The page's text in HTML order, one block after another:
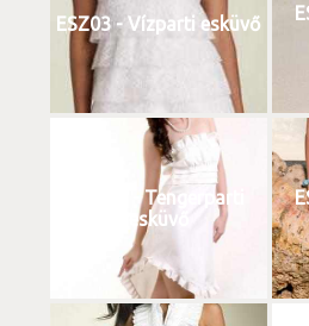
ESZ03 - Vízparti esküvő
ESZ05 - Tengerparti
esküvő